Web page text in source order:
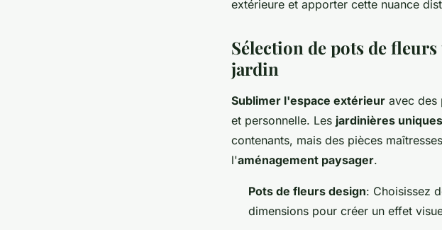
extérieure et apporter cette nuance
Sélection de pots de
jardin
Sublimer l'espace extérieur avec des
et personnelle. Les jardinières
contenants, mais des pièces
l'aménagement paysager.
Pots de fleurs design: Choisissez
dimensions pour créer un effet